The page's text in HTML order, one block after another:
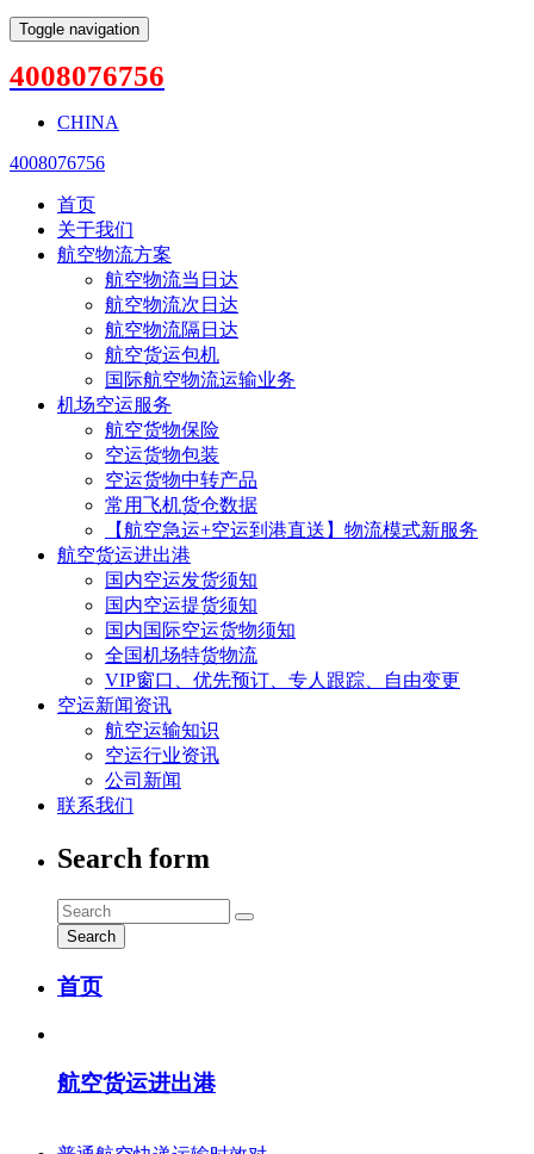
Toggle navigation
4008076756
CHINA
4008076756
首页
关于我们
航空物流方案
航空物流当日达
航空物流次日达
航空物流隔日达
航空货运包机
国际航空物流运输业务
机场空运服务
航空货物保险
空运货物包装
空运货物中转产品
常用飞机货仓数据
【航空急运+空运到港直送】物流模式新服务
航空货运进出港
国内空运发货须知
国内空运提货须知
国内国际空运货物须知
全国机场特货物流
VIP窗口、优先预订、专人跟踪、自由变更
空运新闻资讯
航空运输知识
空运行业资讯
公司新闻
联系我们
Search form
Search
首页
航空货运进出港